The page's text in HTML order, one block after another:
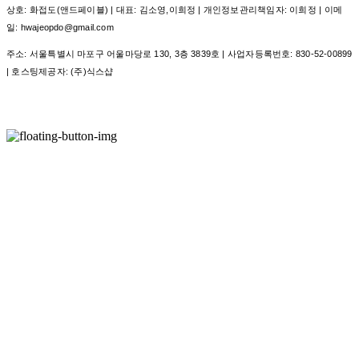
상호: 화접도(앤드페이블) | 대표: 김소영,이희정 | 개인정보관리책임자: 이희정 | 이메
일: hwajeopdo@gmail.com
주소: 서울특별시 마포구 어울마당로 130, 3층 3839호 | 사업자등록번호: 830-52-00899
| 호스팅제공자: (주)식스샵